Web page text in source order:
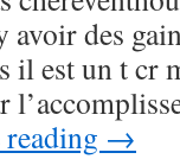
avoir des
il est un t cr
→